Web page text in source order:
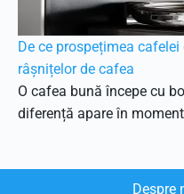
De ce prospețimea
râșnițelor de cafea
O cafea bună începe cu
diferență apare în
Despre